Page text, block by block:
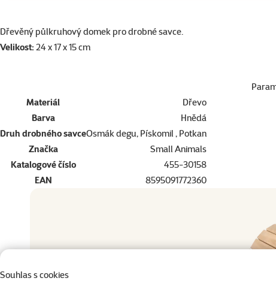
Souhlas s cookies
superzoo.product.detail.content
Dřevěný půlkruhový domek pro drobné savce.
Velikost: 24 x 17 x 15 cm
Materiál
Dřevo
Barva
Hnědá
Druh drobného savceOsmák degu, Pískomil , Potkan
Značka
Small Animals
Katalogové číslo
455-30158
EAN
8595091772360